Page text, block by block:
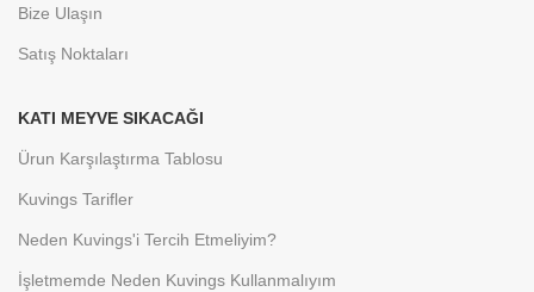
Bize Ulaşın
Satış Noktaları
KATI MEYVE SIKACAĞI
Ürun Karşılaştırma Tablosu
Kuvings Tarifler
Neden Kuvings'i Tercih Etmeliyim?
İşletmemde Neden Kuvings Kullanmalıyım